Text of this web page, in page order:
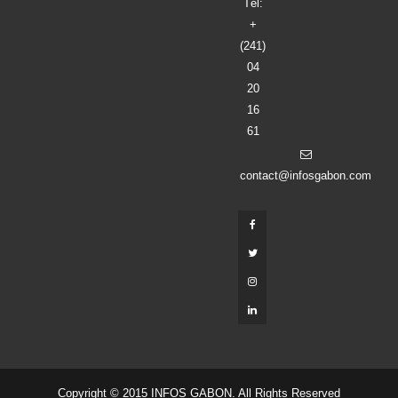
Tél:
+
(241)
04
20
16
61
contact@infosgabon.com
Copyright © 2015 INFOS GABON. All Rights Reserved